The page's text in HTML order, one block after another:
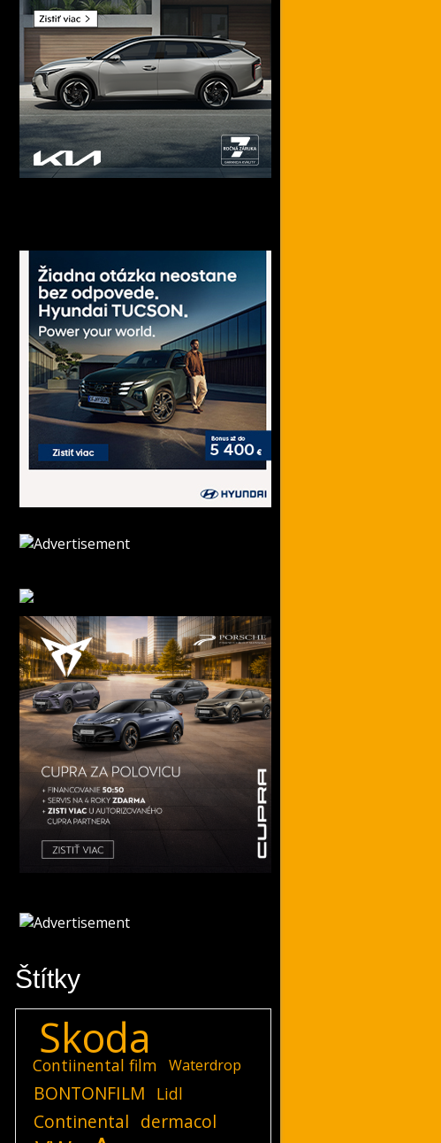
Štítky
Skoda
Contiinental film Waterdrop
BONTONFILM Lidl
Continental dermacol